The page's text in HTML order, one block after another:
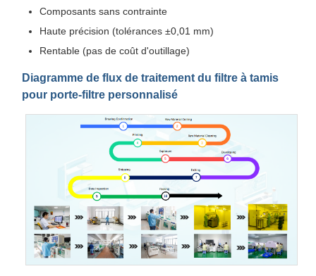
Composants sans contrainte
Haute précision (tolérances ±0,01 mm)
Rentable (pas de coût d'outillage)
Diagramme de flux de traitement du filtre à tamis
pour porte-filtre personnalisé